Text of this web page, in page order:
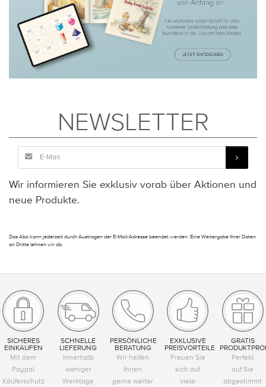
NEWSLETTER
Wir informieren Sie exklusiv vorab über Aktionen und
neue Produkte.
Das Abo kann jederzeit durch Austragen der E-Mail-Adresse beendet werden. Eine Weitergabe Ihrer Daten
an Dritte lehnen wir ab.
SICHERES
EINKAUFEN
Mit dem
Paypal
Käuferschutz
SCHNELLE
LIEFERUNG
Innerhalb
weniger
Werktage
PERSÖNLICHE
BERATUNG
Wir helfen
Ihnen
gerne weiter
EXKLUSIVE
PREISVORTEILE
Freuen Sie
sich auf
viele
GRATIS
Perfekt
auf Sie
abgestimmt